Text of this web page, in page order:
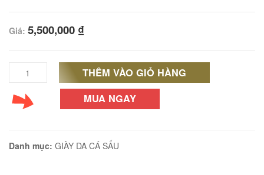
Giá: 5,500,000 ₫
Da
THÊM VÀO GIỎ HÀNG
MUA NGAY
Danh mục: GIÀY DA CÁ SẤU